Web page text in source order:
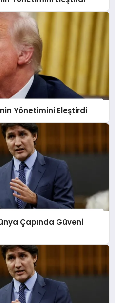
Yönetimini Eleştirdi
Çapında Güveni